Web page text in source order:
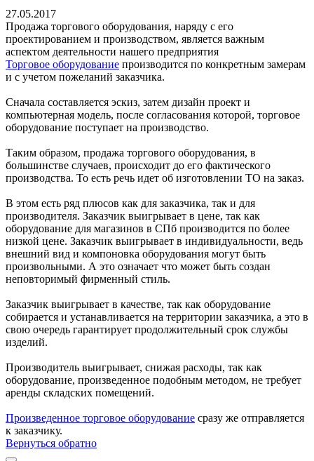
27.05.2017
Продажа торгового оборудования, наряду с его
проектированием и производством, является важным
аспектом деятельности нашего предприятия
Торговое оборудование производится по конкретным замерам
и с учетом пожеланий заказчика.
Сначала составляется эскиз, затем дизайн проект и
компьютерная модель, после согласования которой, торговое
оборудование поступает на производство.
Таким образом, продажа торгового оборудования, в
большинстве случаев, происходит до его фактического
производства. То есть речь идет об изготовлении ТО на заказ.
В этом есть ряд плюсов как для заказчика, так и для
производителя. Заказчик выигрывает в цене, так как
оборудование для магазинов в СПб производится по более
низкой цене. Заказчик выигрывает в индивидуальности, ведь
внешний вид и компоновка оборудования могут быть
произвольными. А это означает что может быть создан
неповторимый фирменный стиль.
Заказчик выигрывает в качестве, так как оборудование
собирается и устанавливается на территории заказчика, а это в
свою очередь гарантирует продолжительный срок службы
изделий.
Производитель выигрывает, снижая расходы, так как
оборудование, произведенное подобным методом, не требует
аренды складских помещений.
Произведенное торговое оборудование сразу же отправляется
к заказчику.
Вернуться обратно